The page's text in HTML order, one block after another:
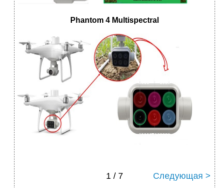
Phantom 4 Multispectral
1 / 7 Следующая >